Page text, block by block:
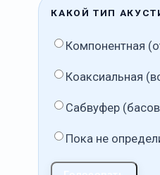
КАКОЙ ТИП
Компонентная
Коаксиальная
Сабвуфер
Пока не